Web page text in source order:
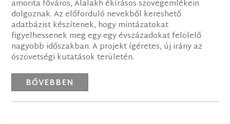
amorita főváros, Alalakh ékírásos szövegemlékein
dolgoznak. Az előforduló nevekből kereshető
adatbázist készítenek, hogy mintázatokat
figyelhessenek meg egy-egy évszázadokat felölelő
nagyobb időszakban. A projekt ígéretes, új irány az
ószövetségi kutatások területén.
BŐVEBBEN